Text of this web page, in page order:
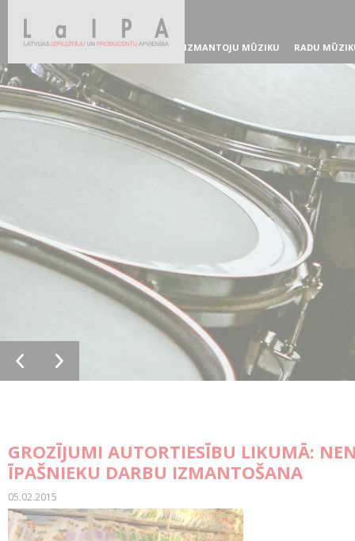
IZMANTOJU MŪZIKU RADU
GROZĪJUMI AUTORTIESĪBU LIKUMĀ:
ĪPAŠNIEKU DARBU IZMANTOŠANA
05.02.2015